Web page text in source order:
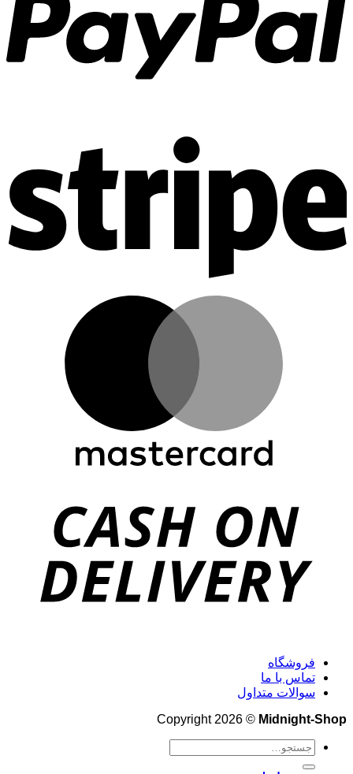
فروشگاه
تماس با ما
سوالات متداول
Copyright 2026 © Midnight-Shop
جستجو